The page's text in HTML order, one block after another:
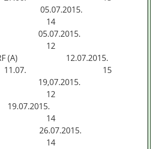
(CZ) 05.07.2015.
14
(HR) 05.07.2015.
12
(A) 12.07.2015.
15
(HR) 19,07.2015.
12
(CZ) 19.07.2015.
14
(CZ) 26.07.2015.
14